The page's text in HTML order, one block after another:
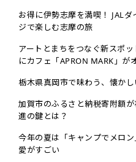
お得に伊勢志摩を満喫！ JALダ
ジで楽しむ志摩の旅
アートとまちをつなぐ新スポ
にカフェ「APRON MARK」が
栃木県真岡市で味わう、懐か
加賀市のふるさと納税寄附額
進の鍵とは？
今年の夏は「キャンプでメロ
愛がすごい